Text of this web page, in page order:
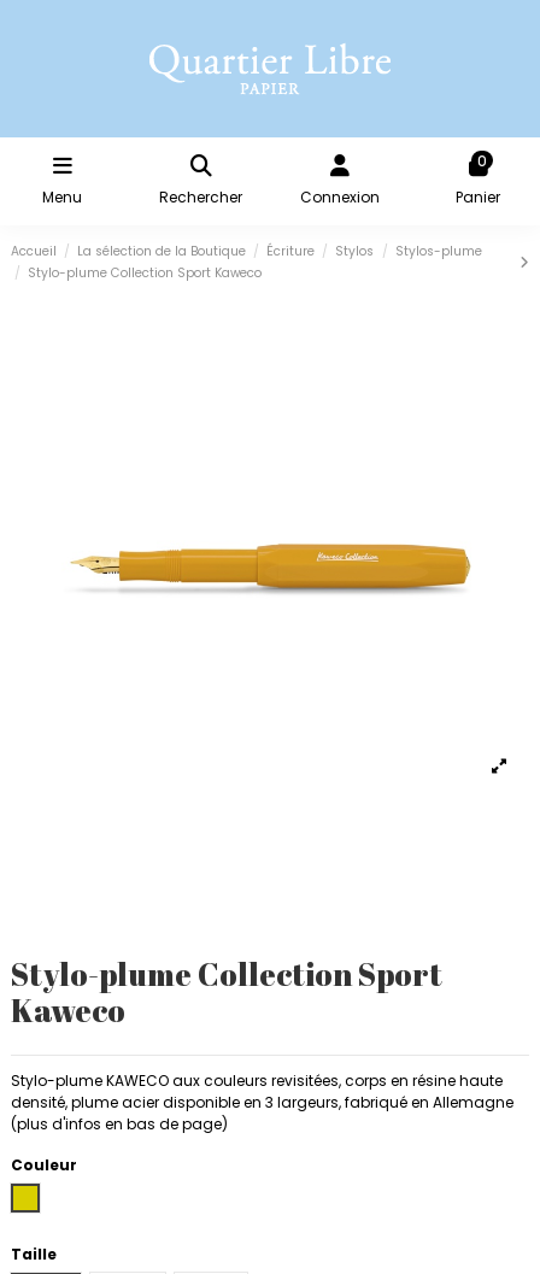
Menu Rechercher Connexion
0
Panier
Accueil La sélection de la Boutique Écriture Stylos
Stylos-plume
Stylo-plume Collection Sport Kaweco
Stylo-plume Collection Sport
Kaweco
Stylo-plume KAWECO aux couleurs revisitées, corps en résine haute
densité, plume acier disponible en 3 largeurs, fabriqué en Allemagne
(plus d'infos en bas de page)
Couleur
Taille